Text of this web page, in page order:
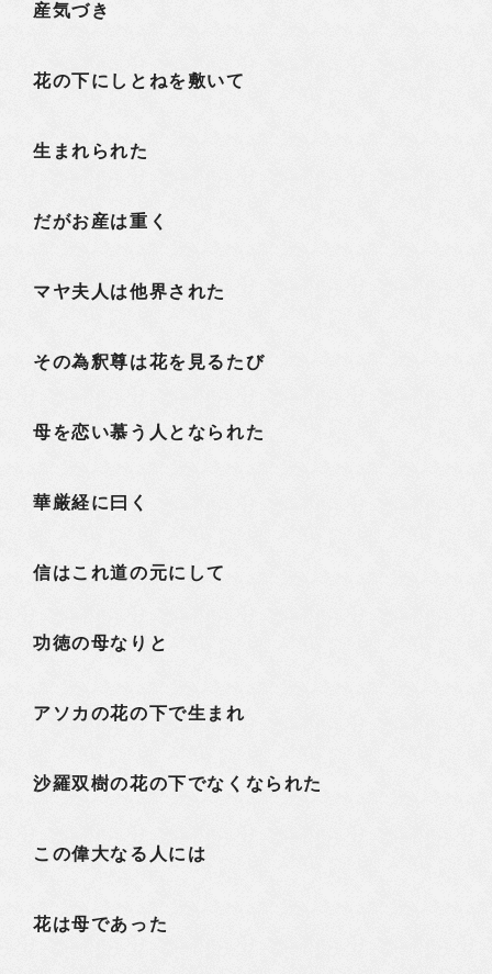
産気づき
花の下にしとねを敷いて
生まれられた
だがお産は重く
マヤ夫人は他界された
その為釈尊は花を見るたび
母を恋い慕う人となられた
華厳経に曰く
信はこれ道の元にして
功徳の母なりと
アソカの花の下で生まれ
沙羅双樹の花の下でなくなられた
この偉大なる人には
花は母であった